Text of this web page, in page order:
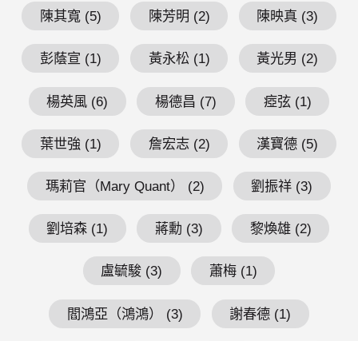
陳其寬 (5) 陳芳明 (2) 陳映真 (3)
彭蔭宣 (1) 黃永松 (1) 黃光男 (2)
楊英風 (6) 楊德昌 (7) 瘂弦 (1)
葉世強 (1) 詹宏志 (2) 漢寶德 (5)
瑪莉官（Mary Quant） (2) 劉振祥 (3)
劉培森 (1) 蔣勳 (3) 黎煥雄 (2)
盧毓駿 (3) 蕭梅 (1)
閻鴻亞（鴻鴻） (3) 謝春德 (1)